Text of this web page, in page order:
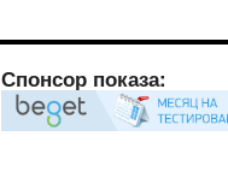
Спонсор показа: